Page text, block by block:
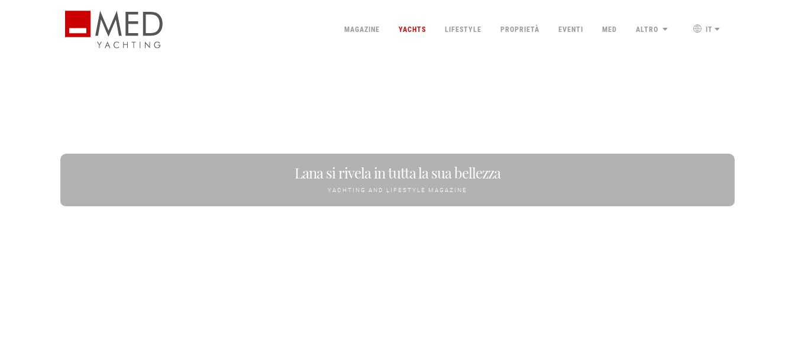
MAGAZINE YACHTS LIFESTYLE PROPRIETÀ EVENTI MED ALTRO IT
Lana si rivela in tutta la sua bellezza
YACHTING AND LIFESTYLE MAGAZINE